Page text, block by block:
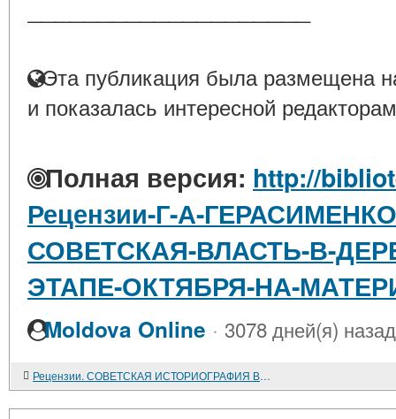
Эта публикация была размещена
и показалась интересной
Полная версия: http://
Рецензии-Г-А-
СОВЕТСКАЯ-ВЛАСТЬ-В-
ЭТАПЕ-ОКТЯБРЯ-НА-
Moldova Online · 3078 дней(я) назад
Рецензии. СОВЕТСКАЯ ИСТОРИОГРАФИЯ ВЕЛИКОЙ ОКТЯБРЬСКОЙ СОЦИАЛИСТИЧЕСКОЙ РЕВОЛЮЦИИ